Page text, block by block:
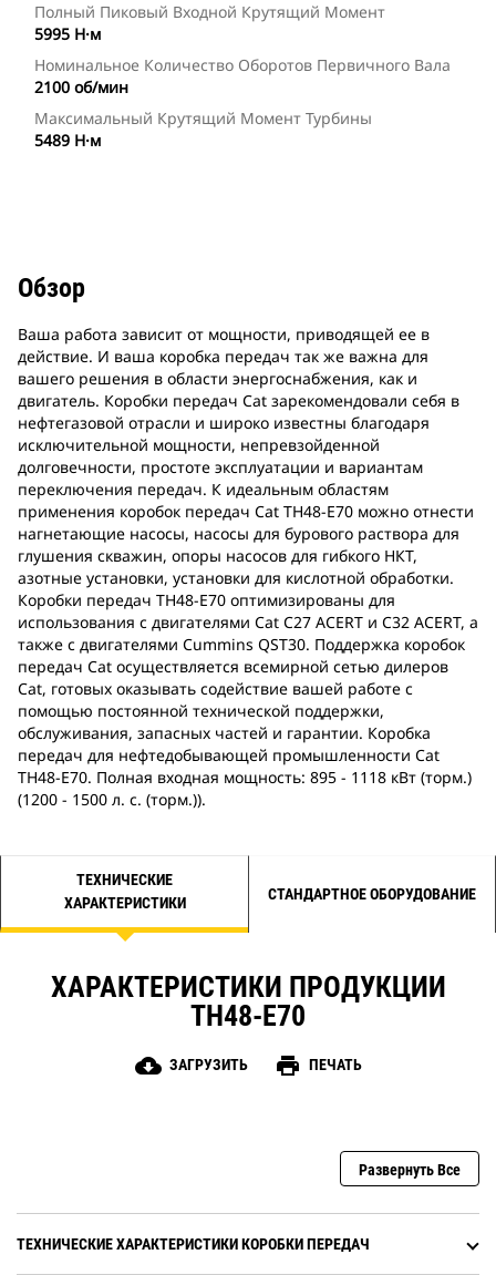
Полный Пиковый Входной Крутящий Момент
5995 Н·м
Номинальное Количество Оборотов Первичного Вала
2100 об/мин
Максимальный Крутящий Момент Турбины
5489 Н·м
Обзор
Ваша работа зависит от мощности, приводящей ее в
действие. И ваша коробка передач так же важна для
вашего решения в области энергоснабжения, как и
двигатель. Коробки передач Cat зарекомендовали себя в
нефтегазовой отрасли и широко известны благодаря
исключительной мощности, непревзойденной
долговечности, простоте эксплуатации и вариантам
переключения передач. К идеальным областям
применения коробок передач Cat TH48-E70 можно отнести
нагнетающие насосы, насосы для бурового раствора для
глушения скважин, опоры насосов для гибкого НКТ,
азотные установки, установки для кислотной обработки.
Коробки передач TH48-E70 оптимизированы для
использования с двигателями Cat C27 ACERT и C32 ACERT, а
также с двигателями Cummins QST30. Поддержка коробок
передач Cat осуществляется всемирной сетью дилеров
Cat, готовых оказывать содействие вашей работе с
помощью постоянной технической поддержки,
обслуживания, запасных частей и гарантии. Коробка
передач для нефтедобывающей промышленности Cat
TH48-E70. Полная входная мощность: 895 - 1118 кВт (торм.)
(1200 - 1500 л. с. (торм.)).
ТЕХНИЧЕСКИЕ
ХАРАКТЕРИСТИКИ
СТАНДАРТНОЕ ОБОРУДОВАНИЕ
ХАРАКТЕРИСТИКИ ПРОДУКЦИИ
TH48-E70
cloud_download ЗАГРУЗИТЬ print ПЕЧАТЬ
Развернуть Все
ТЕХНИЧЕСКИЕ ХАРАКТЕРИСТИКИ КОРОБКИ ПЕРЕДАЧ